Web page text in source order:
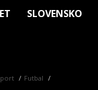
SLOVENSKO
Futbal